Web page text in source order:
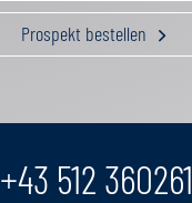
Prospekt bestellen
+43 512 360261